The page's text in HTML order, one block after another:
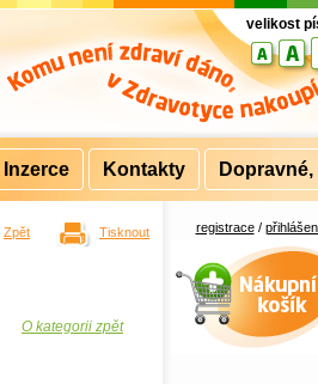
O kategorii zpět
registrace/
Nákupní
velikost
Tisknout
Zpět
Inzerce Kontakty